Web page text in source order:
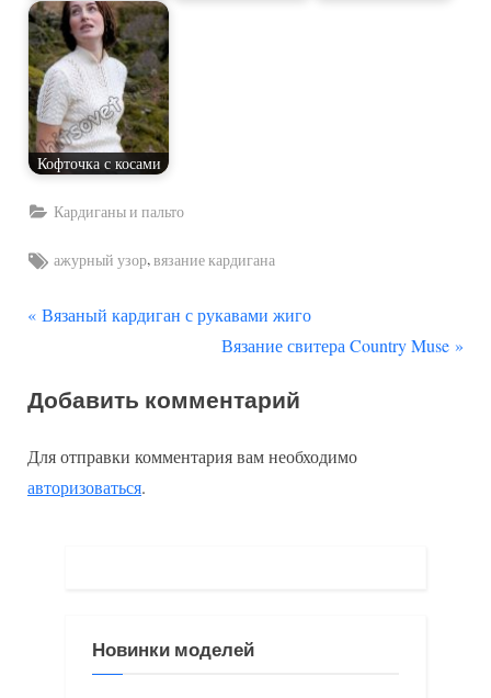
Кофточка с косами
Кардиганы и пальто
Tags:
ажурный узор,вязание кардигана
Навигация
записям
П
д
д
у
Вязаный кардиган с рукавами жиго
С
е
у
а
Вязание свитера Country Muse
Добавить комментарий
Для отправки комментария вам необходимо
авторизоваться.
Новинки моделей